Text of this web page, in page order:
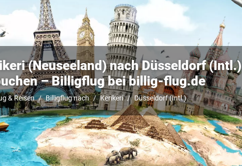
(Neuseeland) nach Düsseldorf (Intl.)
– Billigflug bei billig-flug.de
& Reisen Billigflug nach Kerikeri Düsseldorf (Intl.)